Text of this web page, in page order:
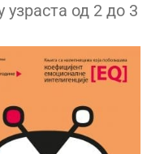
узраста од 2 до 3